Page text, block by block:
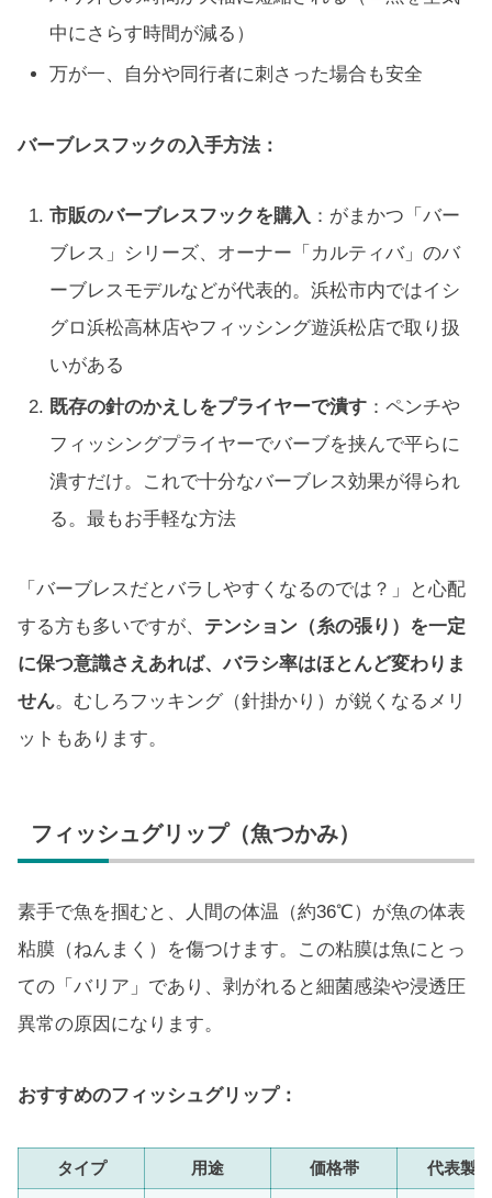
中にさらす時間が減る）
万が一、自分や同行者に刺さった場合も安全
バーブレスフックの入手方法：
市販のバーブレスフックを購入 ：がまかつ「バー
ブレス」シリーズ、オーナー「カルティバ」のバ
ーブレスモデルなどが代表的。浜松市内ではイシ
グロ浜松高林店やフィッシング遊浜松店で取り扱
いがある
既存の針のかえしをプライヤーで潰す ：ペンチや
フィッシングプライヤーでバーブを挟んで平らに
潰すだけ。これで十分なバーブレス効果が得られ
る。最もお手軽な方法
「バーブレスだとバラしやすくなるのでは？」と心配
する方も多いですが、 テンション（糸の張り）を一定
に保つ意識さえあれば、バラシ率はほとんど変わりま
せん。むしろフッキング（針掛かり）が鋭くなるメリ
ットもあります。
フィッシュグリップ（魚つかみ）
素手で魚を掴むと、人間の体温（約36℃）が魚の体表
粘膜（ねんまく）を傷つけます。この粘膜は魚にとっ
ての「バリア」であり、剥がれると細菌感染や浸透圧
異常の原因になります。
おすすめのフィッシュグリップ：
タイプ 用途 価格帯 代表製品